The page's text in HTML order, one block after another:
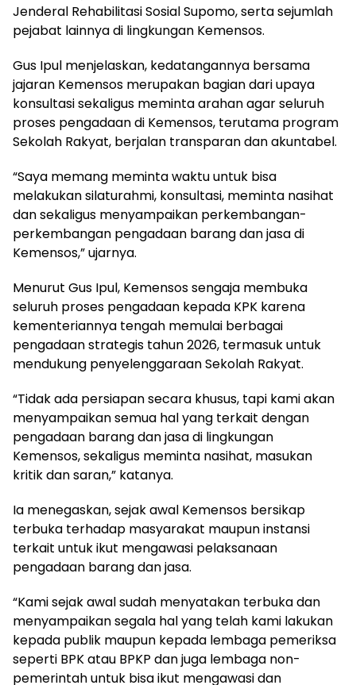
Jenderal Rehabilitasi Sosial Supomo, serta sejumlah
pejabat lainnya di lingkungan Kemensos.
Gus Ipul menjelaskan, kedatangannya bersama
jajaran Kemensos merupakan bagian dari upaya
konsultasi sekaligus meminta arahan agar seluruh
proses pengadaan di Kemensos, terutama program
Sekolah Rakyat, berjalan transparan dan akuntabel.
“Saya memang meminta waktu untuk bisa
melakukan silaturahmi, konsultasi, meminta nasihat
dan sekaligus menyampaikan perkembangan-
perkembangan pengadaan barang dan jasa di
Kemensos,” ujarnya.
Menurut Gus Ipul, Kemensos sengaja membuka
seluruh proses pengadaan kepada KPK karena
kementeriannya tengah memulai berbagai
pengadaan strategis tahun 2026, termasuk untuk
mendukung penyelenggaraan Sekolah Rakyat.
“Tidak ada persiapan secara khusus, tapi kami akan
menyampaikan semua hal yang terkait dengan
pengadaan barang dan jasa di lingkungan
Kemensos, sekaligus meminta nasihat, masukan
kritik dan saran,” katanya.
Ia menegaskan, sejak awal Kemensos bersikap
terbuka terhadap masyarakat maupun instansi
terkait untuk ikut mengawasi pelaksanaan
pengadaan barang dan jasa.
“Kami sejak awal sudah menyatakan terbuka dan
menyampaikan segala hal yang telah kami lakukan
kepada publik maupun kepada lembaga pemeriksa
seperti BPK atau BPKP dan juga lembaga non-
pemerintah untuk bisa ikut mengawasi dan